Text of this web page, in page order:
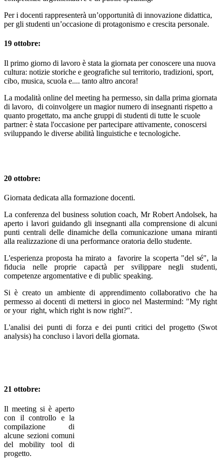
Per i docenti rappresenterà un’opportunità di innovazione didattica,
per gli studenti un’occasione di protagonismo e crescita personale.
19 ottobre:
Il primo giorno di lavoro è stata la giornata per conoscere una nuova
cultura: notizie storiche e geografiche sul territorio, tradizioni, sport,
cibo, musica, scuola e.... tanto altro ancora!
La modalità online del meeting ha permesso, sin dalla prima giornata
di lavoro, di coinvolgere un magior numero di insegnanti rispetto a
quanto progettato, ma anche gruppi di studenti di tutte le scuole
partner: è stata l'occasione per partecipare attivamente, conoscersi
sviluppando le diverse abilità linguistiche e tecnologiche.
20 ottobre:
Giornata dedicata alla formazione docenti.
La conferenza del business solution coach, Mr Robert Andolsek, ha
aperto i lavori guidando gli insegnanti alla comprensione di alcuni
punti centrali delle dinamiche della comunicazione umana miranti
alla realizzazione di una performance oratoria dello studente.
L'esperienza proposta ha mirato a favorire la scoperta "del sé", la
fiducia nelle proprie capactà per svilippare negli studenti,
competenze argomentative e di public speaking.
Si è creato un ambiente di apprendimento collaborativo che ha
permesso ai docenti di mettersi in gioco nel Mastermind: "My right
or your right, which right is now right?".
L'analisi dei punti di forza e dei punti critici del progetto (Swot
analysis) ha concluso i lavori della giornata.
21 ottobre:
Il meeting si è aperto
con il controllo e la
compilazione di
alcune sezioni comuni
del mobility tool di
progetto.